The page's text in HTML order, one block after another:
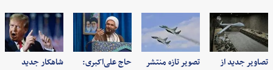
تصاویر جدید از
تصویر تازه منتشر
حاج علی‌اکبری:
شاهکار جدید